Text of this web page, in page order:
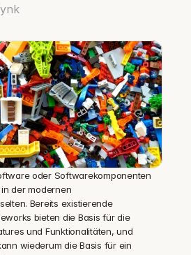
oder Softwarekomponenten
der modernen
Bereits existierende
bieten die Basis für die
und Funktionalitäten, und
wiederum die Basis für ein